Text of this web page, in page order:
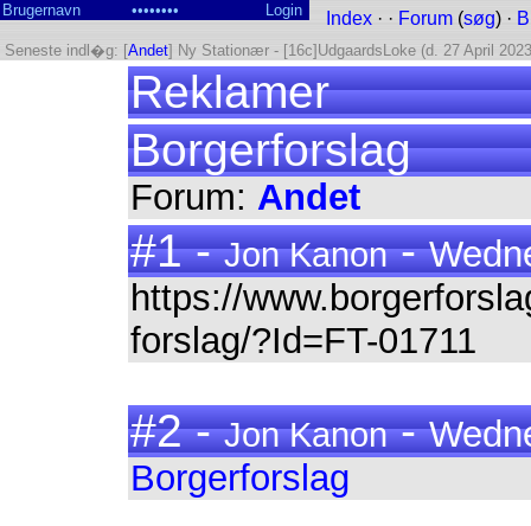
Index · · Forum (søg) ·
Seneste indl�g: [Andet] Ny Stationær - [16c]UdgaardsLoke (d. 27 April
Reklamer
Borgerforslag
Forum: Andet
#1 -Jon Kanon-
https://
forslag/?Id=FT-01711
#2 -Jon Kanon-
Borgerforslag